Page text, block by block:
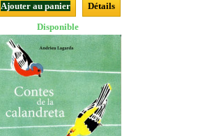
Ajouter au panier
Détails
Disponible